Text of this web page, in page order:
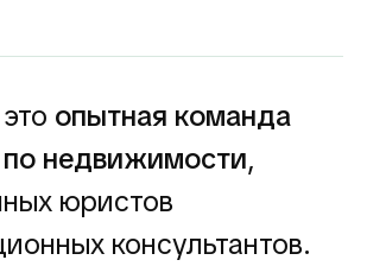
инвесторов как от
поступает на эскроу-счёт.
сможет получить с него деньги
опытная команда
по недвижимости,
юристов
консультантов.